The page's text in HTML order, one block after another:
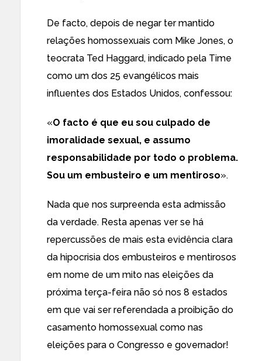
De facto, depois de negar ter mantido
relações homossexuais com Mike Jones, o
teocrata Ted Haggard, indicado pela Time
como um dos 25 evangélicos mais
influentes dos Estados Unidos, confessou:
«O facto é que eu sou culpado de
imoralidade sexual, e assumo
responsabilidade por todo o problema.
Sou um embusteiro e um mentiroso».
Nada que nos surpreenda esta admissão
da verdade. Resta apenas ver se há
repercussões de mais esta evidência clara
da hipocrisia dos embusteiros e mentirosos
em nome de um mito nas eleições da
próxima terça-feira não só nos 8 estados
em que vai ser referendada a proibição do
casamento homossexual como nas
eleições para o Congresso e governador!